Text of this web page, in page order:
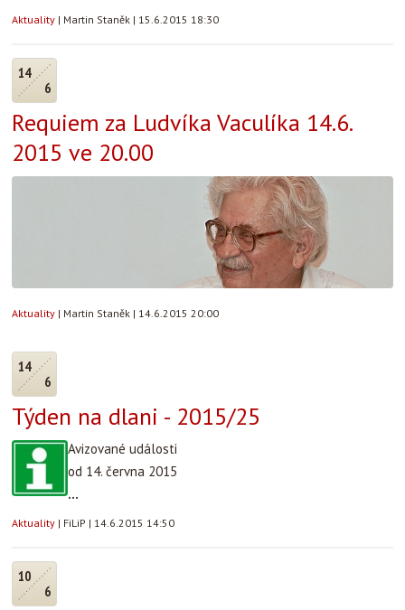
Aktuality | Martin Staněk | 15.6.2015 18:30
14
6
Requiem za Ludvíka Vaculíka 14.6.
2015 ve 20.00
Aktuality | Martin Staněk | 14.6.2015 20:00
14
6
Týden na dlani - 2015/25
Avizované události
od 14. června 2015
...
Aktuality | FiLiP | 14.6.2015 14:50
10
6